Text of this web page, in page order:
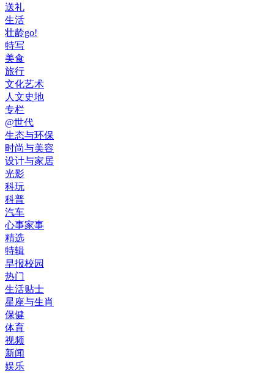
送礼
生活
壮龄go!
特写
美食
旅行
文化艺术
人文史地
专栏
@世代
生态与环保
时尚与美容
设计与家居
光影
科玩
科普
汽车
心事家事
精选
特辑
早报校园
热门
生活贴士
星座与生肖
保健
体育
视频
新闻
娱乐